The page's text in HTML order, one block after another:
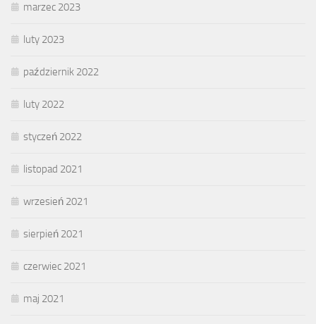
marzec 2023
luty 2023
październik 2022
luty 2022
styczeń 2022
listopad 2021
wrzesień 2021
sierpień 2021
czerwiec 2021
maj 2021